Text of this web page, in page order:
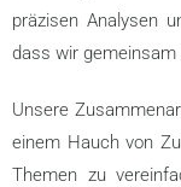
präzisen Analysen
dass wir gemeinsam
Unsere
einem Hauch von
Themen zu